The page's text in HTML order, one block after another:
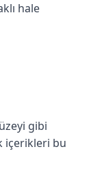
hale
gibi
içerikleri bu